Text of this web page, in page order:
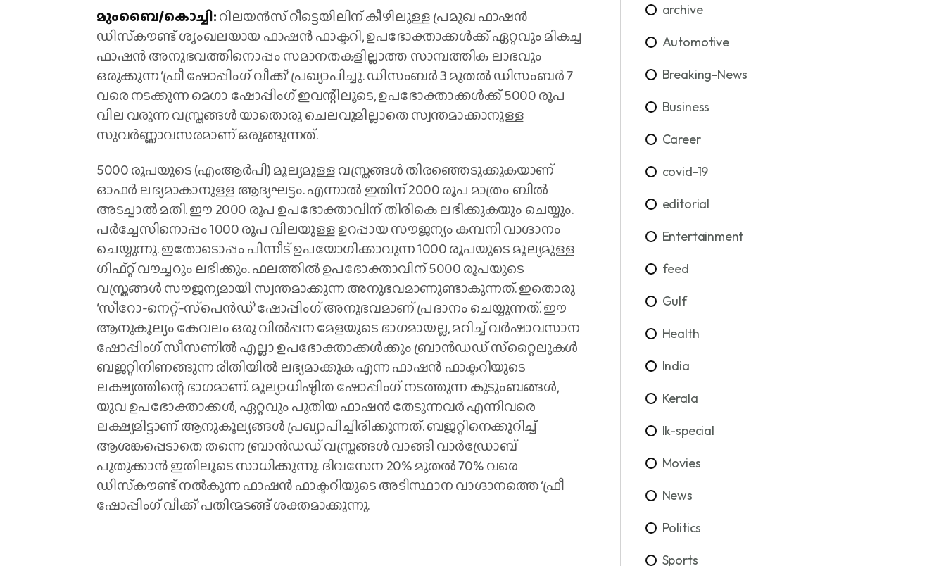
മുംബൈ/കൊച്ചി:റിലയന്‍സ് റീട്ടെയിലിന് കീഴിലുള്ള പ്രമുഖ ഫാഷന്‍
ഡിസ്‌കൗണ്ട് ശൃംഖലയായ ഫാഷന്‍ ഫാക്ടറി, ഉപഭോക്താക്കള്‍ക്ക് ഏറ്റവും മികച്ച
ഫാഷന്‍ അനുഭവത്തിനൊപ്പം സമാനതകളില്ലാത്ത സാമ്പത്തിക ലാഭവും
ഒരുക്കുന്ന ‘ഫ്രീ ഷോപ്പിംഗ് വീക്ക്’ പ്രഖ്യാപിച്ചു. ഡിസംബര്‍ 3 മുതല്‍ ഡിസംബര്‍ 7
വരെ നടക്കുന്ന മെഗാ ഷോപ്പിംഗ് ഇവന്റിലൂടെ, ഉപഭോക്താക്കള്‍ക്ക് 5000 രൂപ
വില വരുന്ന വസ്ത്രങ്ങള്‍ യാതൊരു ചെലവുമില്ലാതെ സ്വന്തമാക്കാനുള്ള
സുവര്‍ണ്ണാവസരമാണ് ഒരുങ്ങുന്നത്.
5000 രൂപയുടെ (എംആര്‍പി) മൂല്യമുള്ള വസ്ത്രങ്ങള്‍ തിരഞ്ഞെടുക്കുകയാണ്
ഓഫര്‍ ലഭ്യമാകാനുള്ള ആദ്യഘട്ടം. എന്നാല്‍ ഇതിന് 2000 രൂപ മാത്രം ബില്‍
അടച്ചാല്‍ മതി. ഈ 2000 രൂപ ഉപഭോക്താവിന് തിരികെ ലഭിക്കുകയും ചെയ്യും.
പര്‍ച്ചേസിനൊപ്പം 1000 രൂപ വിലയുള്ള ഉറപ്പായ സൗജന്യം കമ്പനി വാഗ്ദാനം
ചെയ്യുന്നു. ഇതോടൊപ്പം പിന്നീട് ഉപയോഗിക്കാവുന്ന 1000 രൂപയുടെ മൂല്യമുള്ള
ഗിഫ്റ്റ് വൗച്ചറും ലഭിക്കും. ഫലത്തില്‍ ഉപഭോക്താവിന് 5000 രൂപയുടെ
വസ്ത്രങ്ങള്‍ സൗജന്യമായി സ്വന്തമാക്കുന്ന അനുഭവമാണുണ്ടാകുന്നത്. ഇതൊരു
‘സീറോ-നെറ്റ്-സ്‌പെന്‍ഡ്’ ഷോപ്പിംഗ് അനുഭവമാണ് പ്രദാനം ചെയ്യുന്നത്. ഈ
ആനുകൂല്യം കേവലം ഒരു വില്‍പ്പന മേളയുടെ ഭാഗമായല്ല, മറിച്ച് വര്‍ഷാവസാന
ഷോപ്പിംഗ് സീസണില്‍ എല്ലാ ഉപഭോക്താക്കള്‍ക്കും ബ്രാന്‍ഡഡ് സ്‌റ്റൈലുകള്‍
ബജറ്റിനിണങ്ങുന്ന രീതിയില്‍ ലഭ്യമാക്കുക എന്ന ഫാഷന്‍ ഫാക്ടറിയുടെ
ലക്ഷ്യത്തിന്റെ ഭാഗമാണ്. മൂല്യാധിഷ്ഠിത ഷോപ്പിംഗ് നടത്തുന്ന കുടുംബങ്ങള്‍,
യുവ ഉപഭോക്താക്കള്‍, ഏറ്റവും പുതിയ ഫാഷന്‍ തേടുന്നവര്‍ എന്നിവരെ
ലക്ഷ്യമിട്ടാണ് ആനുകൂല്യങ്ങള്‍ പ്രഖ്യാപിച്ചിരിക്കുന്നത്. ബജറ്റിനെക്കുറിച്ച്
ആശങ്കപ്പെടാതെ തന്നെ ബ്രാന്‍ഡഡ് വസ്ത്രങ്ങള്‍ വാങ്ങി വാര്‍ഡ്രോബ്
പുതുക്കാന്‍ ഇതിലൂടെ സാധിക്കുന്നു. ദിവസേന 20% മുതല്‍ 70% വരെ
ഡിസ്‌കൗണ്ട് നല്‍കുന്ന ഫാഷന്‍ ഫാക്ടറിയുടെ അടിസ്ഥാന വാഗ്ദാനത്തെ ‘ഫ്രീ
ഷോപ്പിംഗ് വീക്ക്’ പതിന്മടങ്ങ് ശക്തമാക്കുന്നു.
archive
Automotive
Breaking-News
Business
Career
covid-19
editorial
Entertainment
feed
Gulf
Health
India
Kerala
lk-special
Movies
News
Politics
Sports